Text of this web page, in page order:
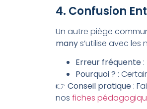
4. Confusion
Un autre piège
manys’utilise avec
Erreur fréquente :
Pourquoi ? :
👉 Conseil pratique :
nos fiches